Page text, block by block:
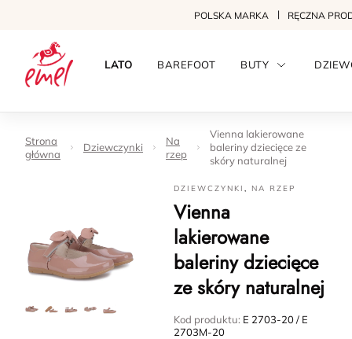
POLSKA MARKA RĘCZNA
LATO BAREFOOT BUTY
Strona
główna
Dziewczynki
Na
rzep
Vienna lakierowane
baleriny dziecięce ze
skóry naturalnej
DZIEWCZYNKI, NA RZEP
Vienna
lakierowane
baleriny dziecięce
ze skóry naturalnej
Kod produktu: E 2703-20 / E
2703M-20